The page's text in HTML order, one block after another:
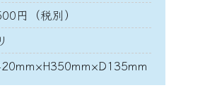
円（税別）